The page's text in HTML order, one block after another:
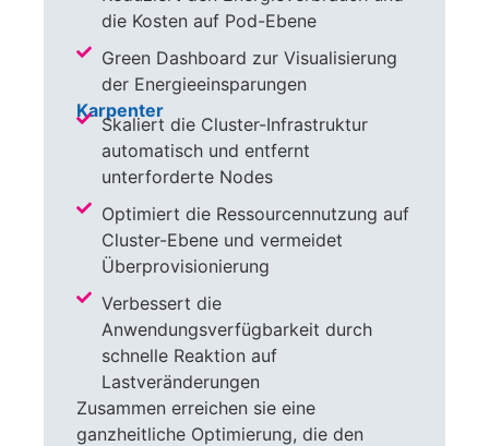
die Kosten auf Pod-Ebene
Green Dashboard zur Visualisierung
der Energieeinsparungen
Karpenter
Skaliert die Cluster-Infrastruktur
automatisch und entfernt
unterforderte Nodes
Optimiert die Ressourcennutzung auf
Cluster-Ebene und vermeidet
Überprovisionierung
Verbessert die
Anwendungsverfügbarkeit durch
schnelle Reaktion auf
Lastveränderungen
Zusammen erreichen sie eine
ganzheitliche Optimierung, die den